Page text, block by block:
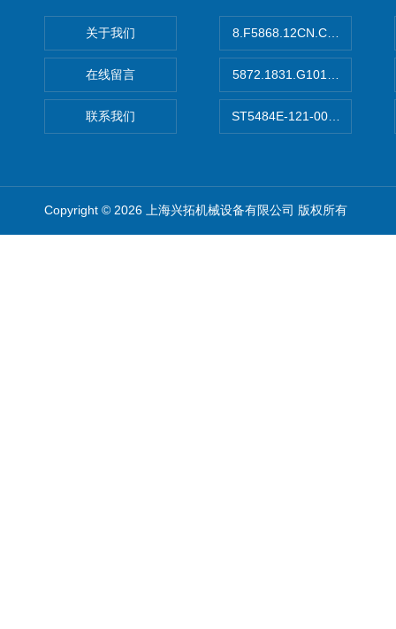
关于我们
在线留言
联系我们
8.F5868.12CN.C122德国
5872.1831.G101德国库伯勒
ST5484E-121-0032-00美国
Copyright © 2026 上海兴拓机械设备有限公司 版权所有